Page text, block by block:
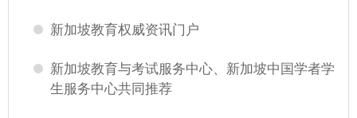
新加坡教育权威资讯门户
新加坡教育与考试服务中心、新加坡中国学者学
生服务中心共同推荐